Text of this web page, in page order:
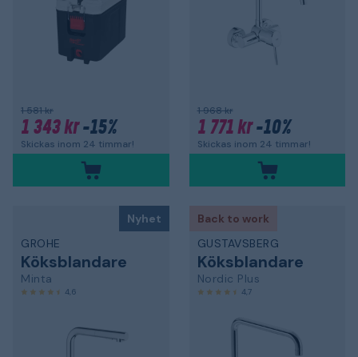
1 581 kr
1 343 kr-15%
Skickas inom 24 timmar!
1 968 kr
1 771 kr-10%
Skickas inom 24 timmar!
Nyhet
GROHE
Köksblandare
Minta
4,6
Back to work
GUSTAVSBERG
Köksblandare
Nordic Plus
4,7